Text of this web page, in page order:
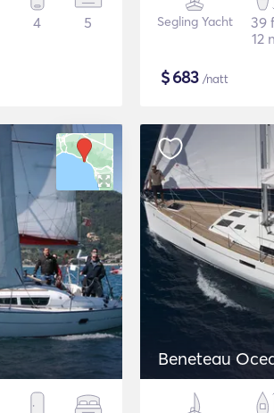
4 5 Segling Yacht
39
12
$683 /natt
Beneteau